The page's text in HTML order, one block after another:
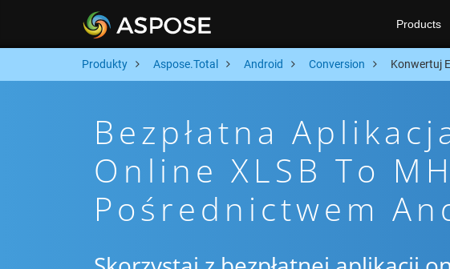
Products
Produkty Aspose.Total Android Conversion Konwertuj
Bezpłatna
Online XLSB To
Pośrednictwem